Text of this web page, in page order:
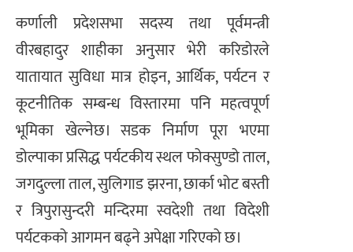
कर्णाली प्रदेशसभा सदस्य तथा पूर्वमन्त्री
वीरबहादुर शाहीका अनुसार भेरी करिडोरले
यातायात सुविधा मात्र होइन, आर्थिक, पर्यटन र
कूटनीतिक सम्बन्ध विस्तारमा पनि महत्वपूर्ण
भूमिका खेल्नेछ। सडक निर्माण पूरा भएमा
डोल्पाका प्रसिद्ध पर्यटकीय स्थल फोक्सुण्डो ताल,
जगदुल्ला ताल, सुलिगाड झरना, छार्का भोट बस्ती
र त्रिपुरासुन्दरी मन्दिरमा स्वदेशी तथा विदेशी
पर्यटकको आगमन बढ्ने अपेक्षा गरिएको छ।